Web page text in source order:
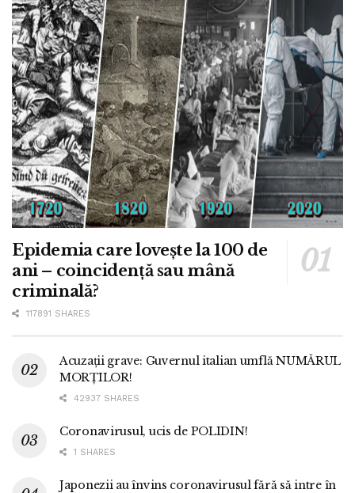
Epidemia care lovește la 100 de
ani – coincidență sau mână
criminală?
117891 SHARES
Acuzații grave: Guvernul italian umflă NUMĂRUL
MORȚILOR!
42937 SHARES
Coronavirusul, ucis de POLIDIN!
1 SHARES
Japonezii au învins coronavirusul fără să intre în